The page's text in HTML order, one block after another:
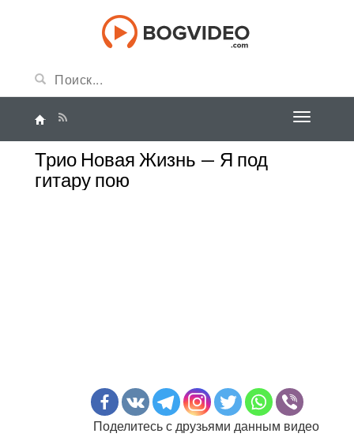
Трио Новая Жизнь — Я под
гитару пою
Поделитесь с друзьями данным видео